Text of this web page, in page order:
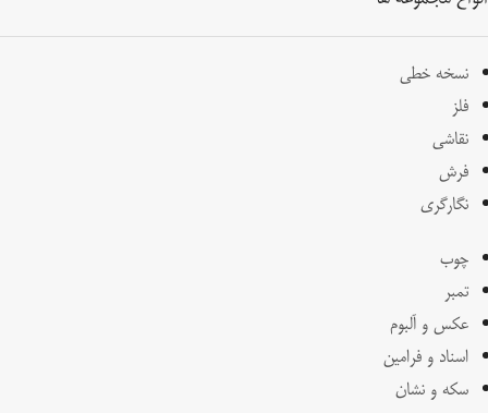
نسخه خطی
فلز
نقاشی
فرش
نگارگری
چوب
تمبر
عکس و آلبوم
اسناد و فرامین
سکه و نشان